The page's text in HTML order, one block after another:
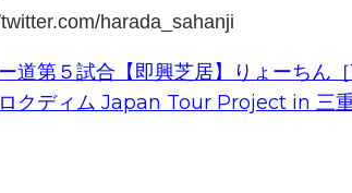
harada_sahanji
道第５試合【即興芝居】りょーちん
ロクディム Japan Tour Project in 三